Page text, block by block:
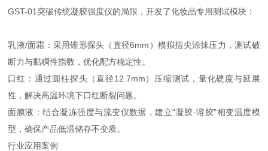
GST-01突破传统凝胶强度仪的局限，开发了化妆品专用测试模块：
乳液/面霜：采用锥形探头（直径6mm）模拟指尖涂抹压力，测试破
断力与黏稠性指数，优化配方稳定性。
口红：通过圆柱探头（直径12.7mm）压缩测试，量化硬度与延展
性，解决高温环境下口红断裂问题。
面膜液：结合凝冻强度与流变仪数据，建立“凝胶-溶胶"相变温度模
型，确保产品低温储存不变质。
行业应用案例